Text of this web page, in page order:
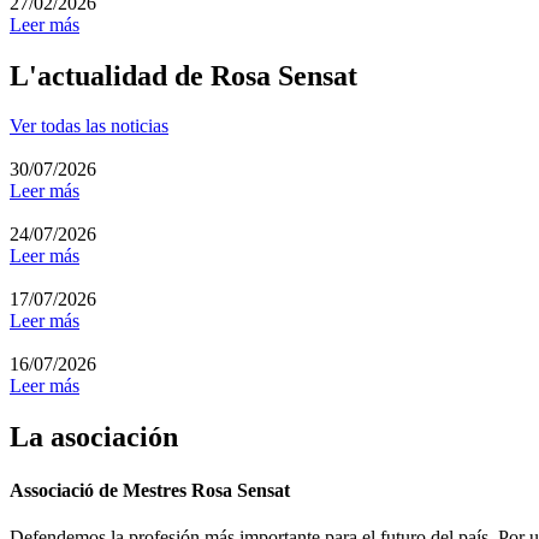
Leer más
L'actualidad de Rosa Sensat
Ver todas las noticias
30/07/2026
Leer más
24/07/2026
Leer más
17/07/2026
Leer más
16/07/2026
Leer más
La asociación
Associació de Mestres Rosa Sensat